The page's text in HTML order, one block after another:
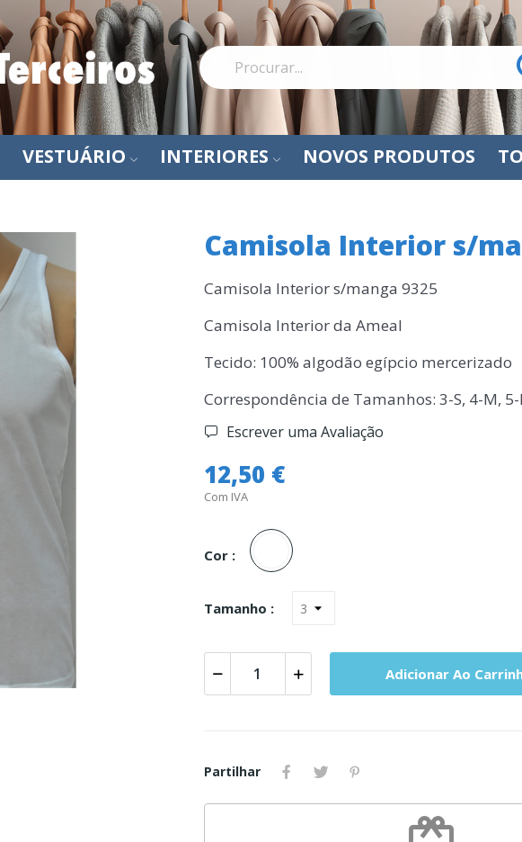
VESTUÁRIO INTERIORES NOVOS PRODUTOS
Camisola Interior s/
Camisola Interior s/manga 9325
Camisola Interior da Ameal
Tecido: 100% algodão egípcio mercerizado
Correspondência de Tamanhos: 3-S, 4-M, 5-
Escrever uma Avaliação
12,50 €
Com IVA
Cor :
Branco
Tamanho :
Adicionar Ao
Partilhar